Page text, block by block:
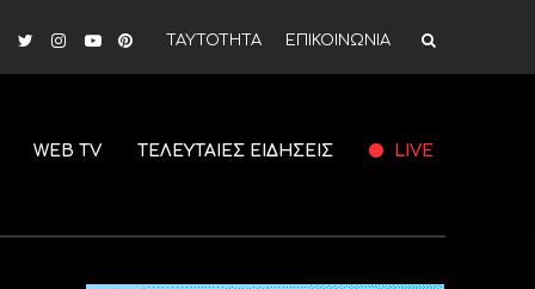
ΤΑΥΤΟΤΗΤΑ ΕΠΙΚΟΙΝΩΝΙΑ
WEB TV ΤΕΛΕΥΤΑΙΕΣ ΕΙΔΗΣΕΙΣ LIVE